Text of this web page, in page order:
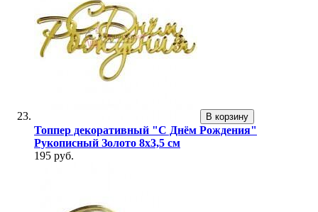
В корзину
Топпер декоративный "С Днём Рождения"
Рукописный Золото 8х3,5 см
195 руб.